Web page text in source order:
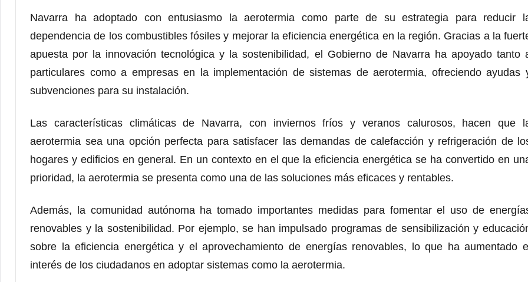
Navarra ha adoptado con entusiasmo la aerotermia como parte de su estrategia para reducir
dependencia de los combustibles fósiles y mejorar la eficiencia energética en la región. Gracias a la
apuesta por la innovación tecnológica y la sostenibilidad, el Gobierno de Navarra ha apoyado tanto
particulares como a empresas en la implementación de sistemas de aerotermia, ofreciendo ayudas
subvenciones para su instalación.
Las características climáticas de Navarra, con inviernos fríos y veranos calurosos, hacen que
aerotermia sea una opción perfecta para satisfacer las demandas de calefacción y refrigeración de
hogares y edificios en general. En un contexto en el que la eficiencia energética se ha convertido en
prioridad, la aerotermia se presenta como una de las soluciones más eficaces y rentables.
Además, la comunidad autónoma ha tomado importantes medidas para fomentar el uso de
renovables y la sostenibilidad. Por ejemplo, se han impulsado programas de sensibilización y
sobre la eficiencia energética y el aprovechamiento de energías renovables, lo que ha aumentado el
interés de los ciudadanos en adoptar sistemas como la aerotermia.